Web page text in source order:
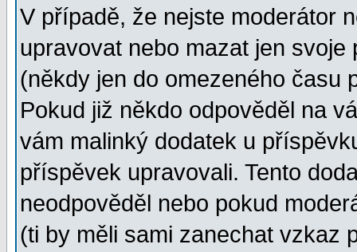
V případě, že nejste moderátor
upravovat nebo mazat jen
(někdy jen do omezeného
Pokud již někdo odpověděl na
vám malinký dodatek u
příspěvek upravovali. Tento
neodpověděl nebo pokud
(ti by měli sami zanechat vzkaz